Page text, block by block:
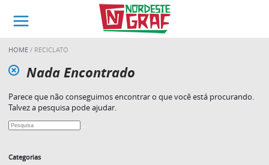
HOME RECICLATO
Nada Encontrado
Parece que não conseguimos encontrar o que você está procurando.
Talvez a pesquisa pode ajudar.
Categorias